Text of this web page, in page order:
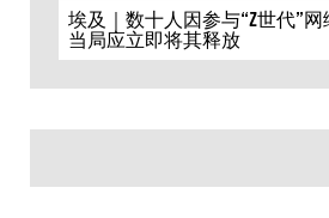
埃及｜数十人因参与“Z世代”网
当局应立即将其释放